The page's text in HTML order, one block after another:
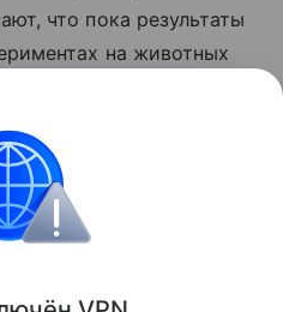
что пока результаты
на животных
Поделиться